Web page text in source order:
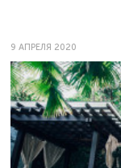
9 АПРЕЛЯ 2020